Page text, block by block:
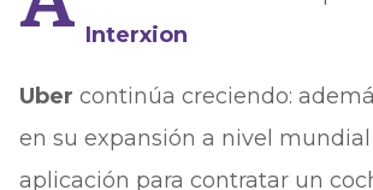
Interxion
Uber continúa creciendo:
en su expansión a nivel
aplicación para contratar un